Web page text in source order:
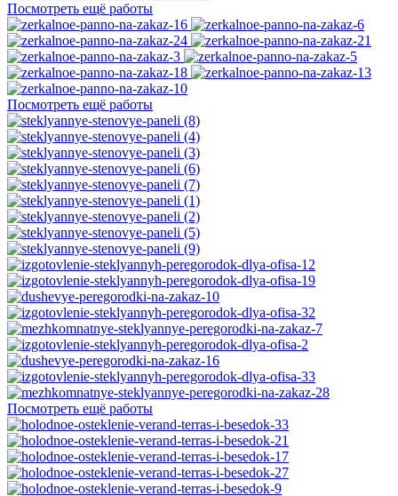
Посмотреть ещё работы
Посмотреть ещё работы
Посмотреть ещё работы